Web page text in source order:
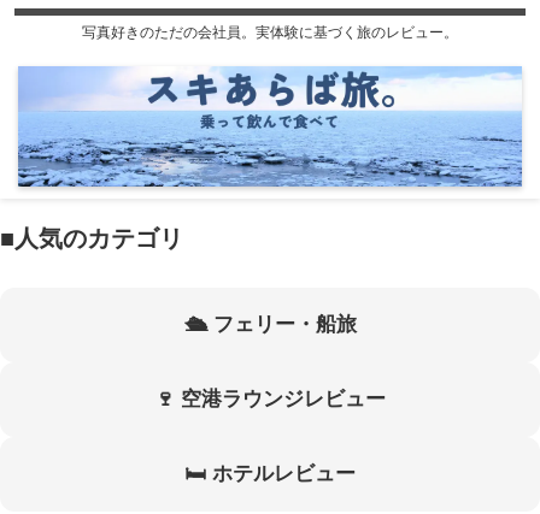
写真好きのただの会社員。実体験に基づく旅のレビュー。
■人気のカテゴリ
🛳 フェリー・船旅
🍷 空港ラウンジレビュー
🛏 ホテルレビュー